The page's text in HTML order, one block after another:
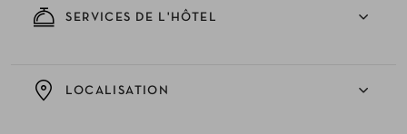
SERVICES DE L'HÔTEL
LOCALISATION